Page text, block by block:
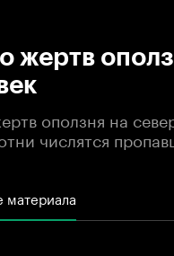
жертв
оползня на
числятся